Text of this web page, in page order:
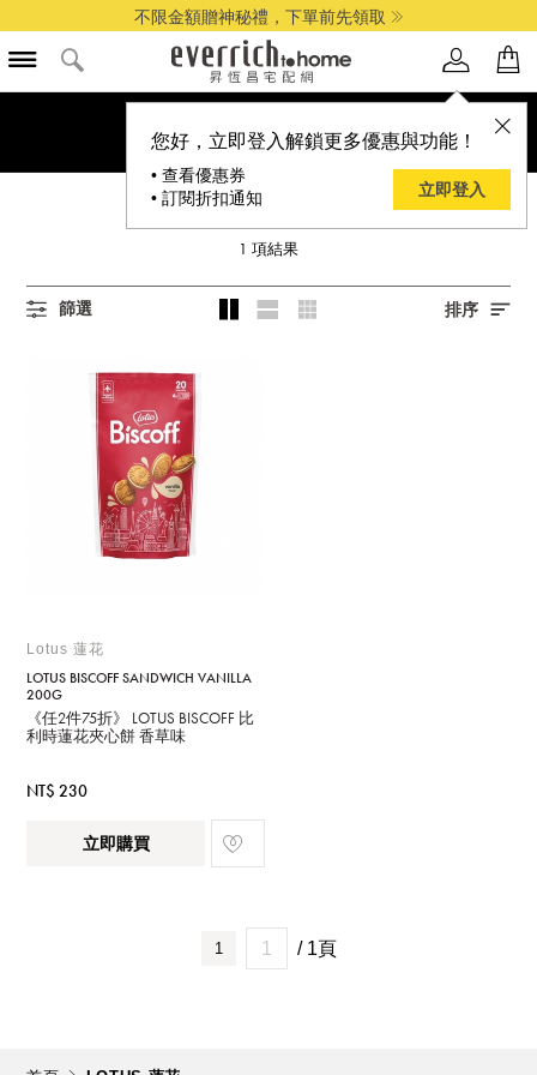
不限金額贈神秘禮，下單前先領取
您好，立即登入解鎖更多優惠與功能！
• 查看優惠券
• 訂閱折扣通知
立即登入
LOTUS 蓮花
1 項結果
篩選 排序
Lotus 蓮花
LOTUS BISCOFF SANDWICH VANILLA
200G
《任2件75折》 LOTUS BISCOFF 比
利時蓮花夾心餅 香草味
NT$ 230
立即購買
1 / 1頁